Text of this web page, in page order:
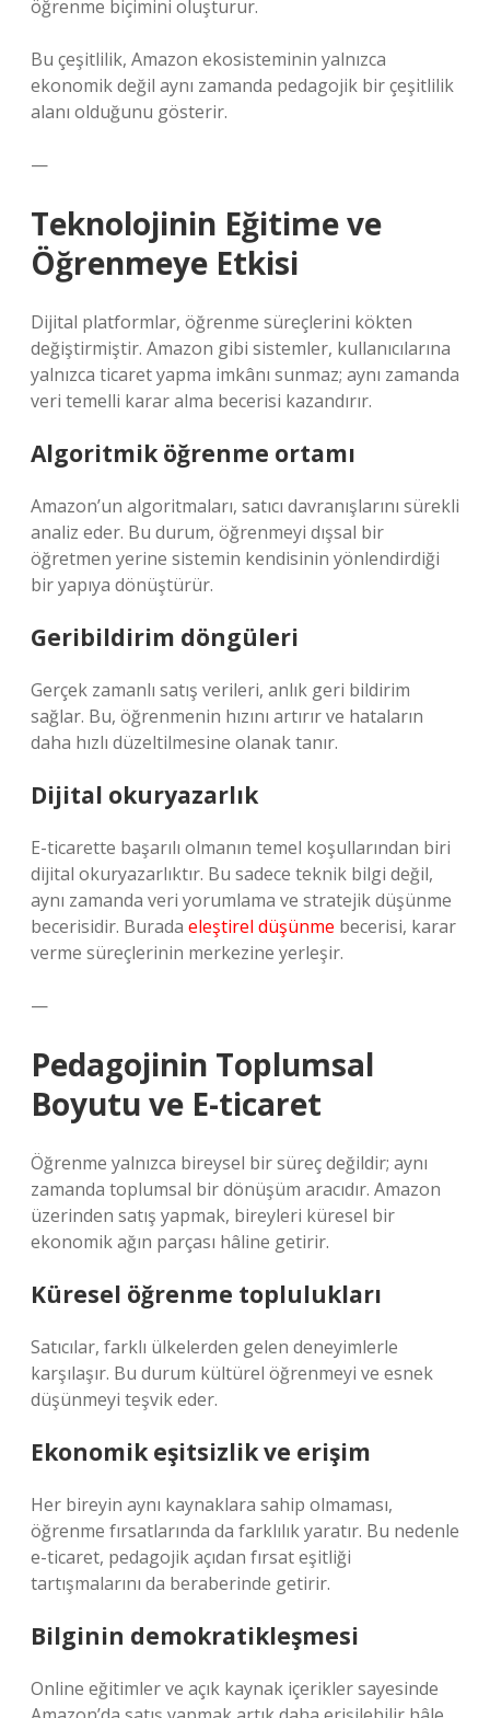
öğrenme biçimini oluşturur.
Bu çeşitlilik, Amazon ekosisteminin yalnızca
ekonomik değil aynı zamanda pedagojik bir çeşitlilik
alanı olduğunu gösterir.
—
Teknolojinin Eğitime ve
Öğrenmeye Etkisi
Dijital platformlar, öğrenme süreçlerini kökten
değiştirmiştir. Amazon gibi sistemler, kullanıcılarına
yalnızca ticaret yapma imkânı sunmaz; aynı zamanda
veri temelli karar alma becerisi kazandırır.
Algoritmik öğrenme ortamı
Amazon’un algoritmaları, satıcı davranışlarını sürekli
analiz eder. Bu durum, öğrenmeyi dışsal bir
öğretmen yerine sistemin kendisinin yönlendirdiği
bir yapıya dönüştürür.
Geribildirim döngüleri
Gerçek zamanlı satış verileri, anlık geri bildirim
sağlar. Bu, öğrenmenin hızını artırır ve hataların
daha hızlı düzeltilmesine olanak tanır.
Dijital okuryazarlık
E-ticarette başarılı olmanın temel koşullarından biri
dijital okuryazarlıktır. Bu sadece teknik bilgi değil,
aynı zamanda veri yorumlama ve stratejik düşünme
becerisidir. Burada eleştirel düşünme becerisi, karar
verme süreçlerinin merkezine yerleşir.
—
Pedagojinin Toplumsal
Boyutu ve E-ticaret
Öğrenme yalnızca bireysel bir süreç değildir; aynı
zamanda toplumsal bir dönüşüm aracıdır. Amazon
üzerinden satış yapmak, bireyleri küresel bir
ekonomik ağın parçası hâline getirir.
Küresel öğrenme toplulukları
Satıcılar, farklı ülkelerden gelen deneyimlerle
karşılaşır. Bu durum kültürel öğrenmeyi ve esnek
düşünmeyi teşvik eder.
Ekonomik eşitsizlik ve erişim
Her bireyin aynı kaynaklara sahip olmaması,
öğrenme fırsatlarında da farklılık yaratır. Bu nedenle
e-ticaret, pedagojik açıdan fırsat eşitliği
tartışmalarını da beraberinde getirir.
Bilginin demokratikleşmesi
Online eğitimler ve açık kaynak içerikler sayesinde